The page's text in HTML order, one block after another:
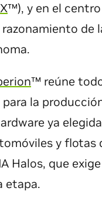
™), y en el centro
de
™ reúne
la
ya
y flotas
Halos, que
etapa.